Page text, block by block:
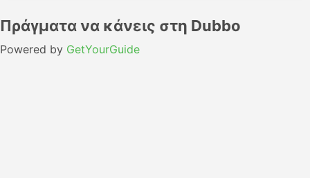
Πράγματα να κάνεις στη Dubbo
Powered by GetYourGuide